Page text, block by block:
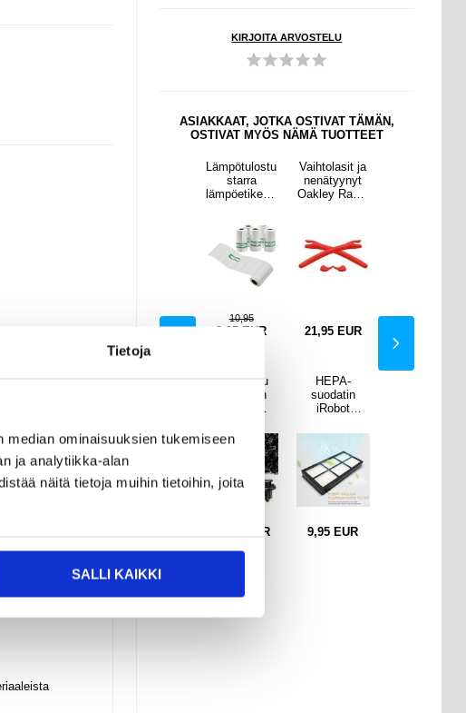
Tietoja
median ominaisuuksien tukemiseen
ja analytiikka-alan
näitä tietoja muihin tietoihin, joita
SALLI KAIKKI
ei vain
parantavat
KIRJOITA ARVOSTELU
ASIAKKAAT, JOTKA OSTIVAT TÄMÄN,
OSTIVAT MYÖS NÄMÄ TUOTTEET
& 900 -
EUR
Hero
Lämpötulostu
starra
lämpöetikettit
rullaa
10,95
9,95 EUR
Sekoitettu
muovinen
kiinnityssarja
- 200 kpl.
EUR
Vaihtolasit ja
nenätyynyt
Oakley Radar
21,95 EUR
HEPA-
suodatin
iRobot
& 900 -
sarjaan
9,95 EUR